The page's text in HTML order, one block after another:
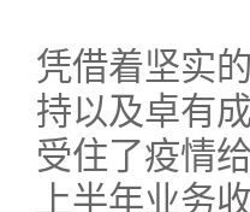
凭借着坚实
持以及卓有
受住了疫情
上半年业务